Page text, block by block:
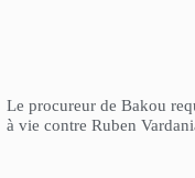
Le procureur de Bakou
à vie contre Ruben